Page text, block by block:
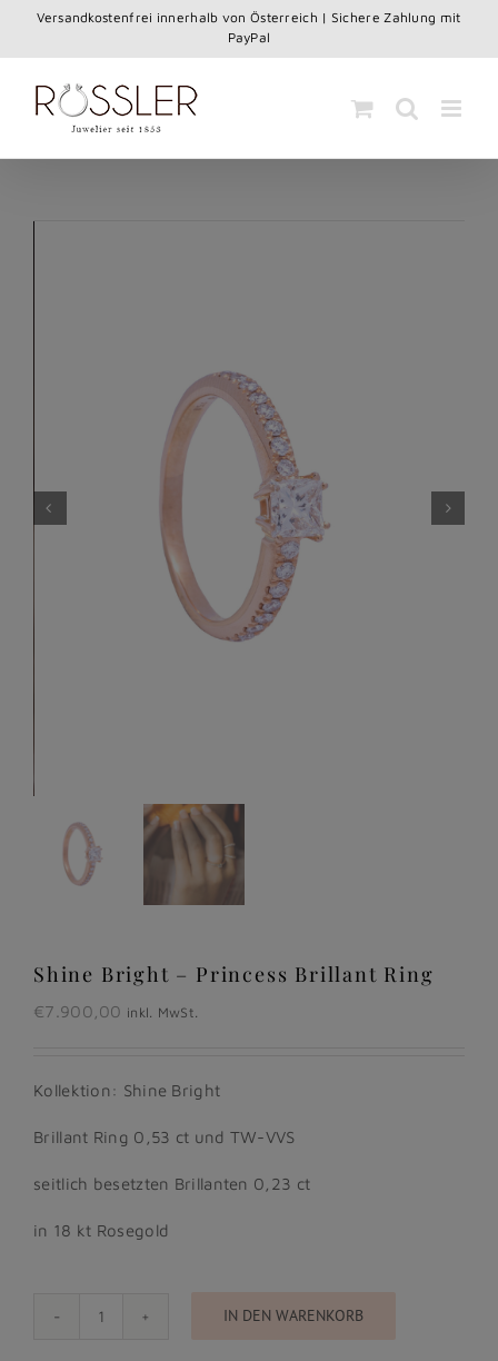
content
Versandkostenfrei innerhalb von Österreich | Sichere Zahlung mit
PayPal
Shine Bright – Princess Brillant Ring
€7.900,00 inkl. MwSt.
Kollektion: Shine Bright
Brillant Ring 0,53 ct und TW-VVS
seitlich besetzten Brillanten 0,23 ct
in 18 kt Rosegold
Shine
IN DEN WARENKORB